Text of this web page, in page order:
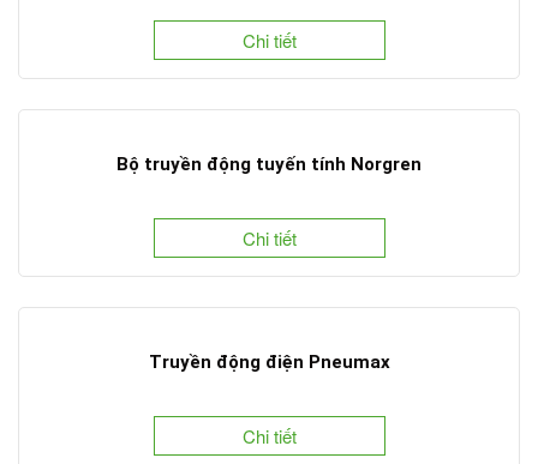
Chi tiết
Bộ truyền động tuyến tính Norgren
Chi tiết
Truyền động điện Pneumax
Chi tiết